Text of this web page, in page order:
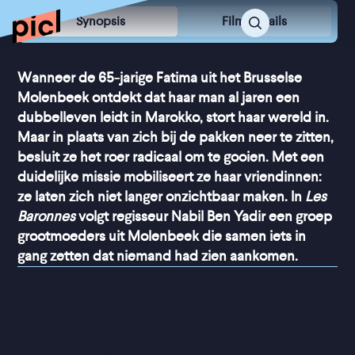
Synopsis Film Details
Wanneer de 65-jarige Fatima uit het Brusselse
Molenbeek ontdekt dat haar man al jaren een
dubbelleven leidt in Marokko, stort haar wereld in.
Maar in plaats van zich bij de pakken neer te zitten,
besluit ze het roer radicaal om te gooien. Met een
duidelijke missie mobiliseert ze haar vriendinnen:
ze laten zich niet langer onzichtbaar maken. In Les
Baronnesvolgt regisseur Nabil Ben Yadir een groep
grootmoeders uit Molenbeek die samen iets in
gang zetten dat niemand had zien aankomen.